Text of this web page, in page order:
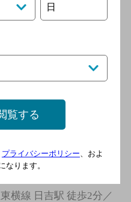
り徒歩3分
吉駅／東急東横線 日
東急目黒線 日吉駅
・肴 杉玉 日吉
横線 日吉駅 徒歩2分／
日
覧する
プライバシーポリシー 、およ
なります。